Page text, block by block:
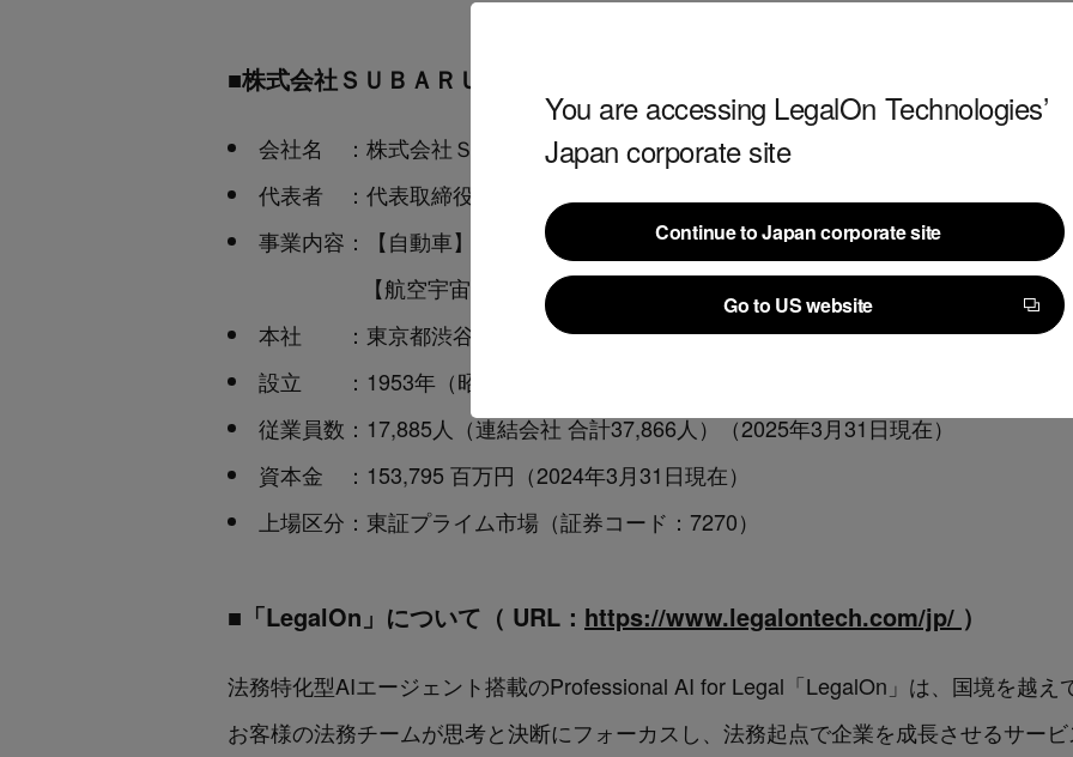
You are accessing LegalOn Technologies’
Japan corporate site
Continue to Japan corporate site
Continue to Japan corporate site
Go to US website
Go to US website
■株式会社ＳＵＢＡＲＵについて
会社名 ：株式会社ＳＵＢＡＲＵ
代表者 ：代表取締役社長 大崎 篤
事業内容：【自動車】自動車ならびにその部品の製造、販売および修理
【航空宇宙】航空機、宇宙関連機器ならびにその部品の製造、販売およ
本社 ：東京都渋谷区恵比寿1-20-8 エビススバルビル
設立 ：1953年（昭和28年）7月15日
従業員数：17,885人（連結会社 合計37,866人）（2025年3月31日現在）
資本金 ：153,795 百万円（2024年3月31日現在）
上場区分：東証プライム市場（証券コード：7270）
■「LegalOn」について（ URL： https://www.legalontech.com/jp/ ）
法務特化型AIエージェント搭載のProfessional AI for Legal「LegalOn」は、国境を越え
お客様の法務チームが思考と決断にフォーカスし、法務起点で企業を成長させるサー